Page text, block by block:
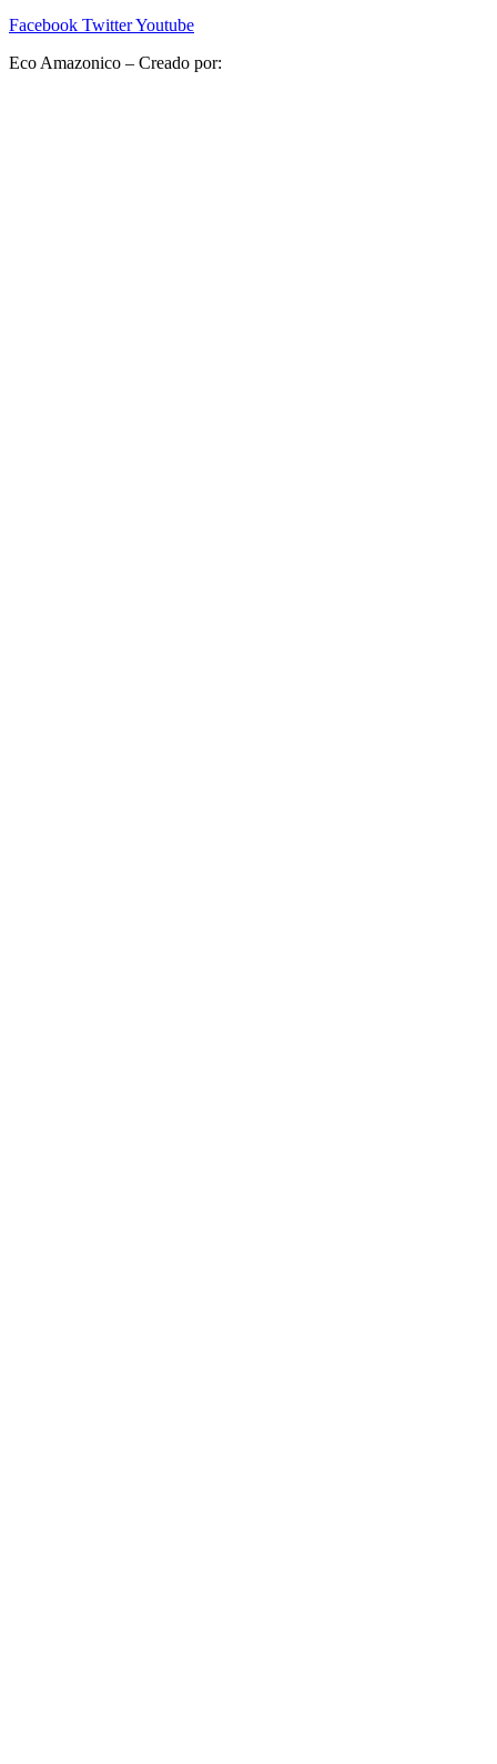
Facebook TwitterYoutube
Eco Amazonico – Creado por: